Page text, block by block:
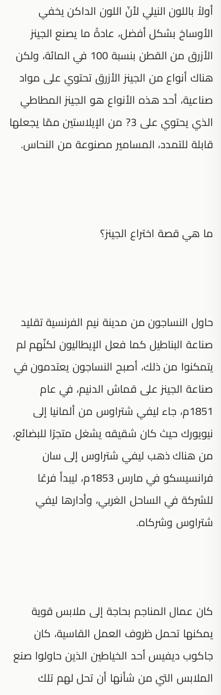
أولاً باللون النيلي لأنّ اللون الداكن يخفي
الأوساخ بشكل أفضل، عادةً ما يصنع الجينز
الأزرق من القطن بنسبة 100 في المائة، ولكن
هناك أنواع من الجينز الأزرق تحتوي على مواد
صناعية، أحد هذه الأنواع هو الجينز المطاطي
الذي يحتوي على 3? من الإيلاستين ممّا يجعلها
قابلة للتمدد، المسامير مصنوعة من النحاس.
ما هي قصة اختراع الجينز؟
حاول النساجون من مدينة نيم الفرنسية تقليد
صناعة البناطيل كما فعل الإيطاليون لكنّهم لم
يتمكنوا من ذلك، أصبح النساجون يعتدمون في
صناعة الجينز على قماش الدنيم، في عام
1851م، جاء ليفي شتراوس من ألمانيا إلى
نيويورك حيث كان شقيقه يشغل متجرًا للبضائع،
من هناك ذهب ليفي شتراوس إلى سان
فرانسيسكو في مارس 1853م، ليبدأ فرعًا
للشركة في الساحل الغربي، وأدارها ليفي
شتراوس وشركاه.
كان عمال المناجم بحاجة إلى ملابس قوية
يمكنها تحمل ظروف العمل القاسية، كان
جاكوب ديفيس أحد الخياطين الذين حاولوا صنع
الملابس التي من شأنها أن تحل لهم تلك